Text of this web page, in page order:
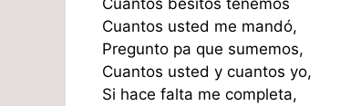
Cuantos usted me mandó,
Pregunto pa que sumemos,
Cuantos usted y cuantos yo,
Si hace falta me completa,